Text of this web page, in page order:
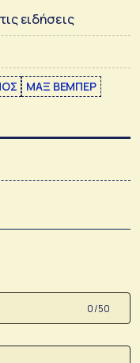
ειδήσεις
ΜΑΞ ΒΕΜΠΕΡ
0 /50